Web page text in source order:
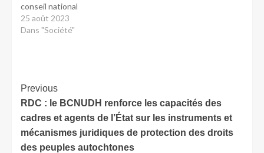
conseil national
25 août 2023
Dans "Société"
Previous
RDC : le BCNUDH renforce les capacités des
cadres et agents de l’État sur les instruments et
mécanismes juridiques de protection des droits
des peuples autochtones